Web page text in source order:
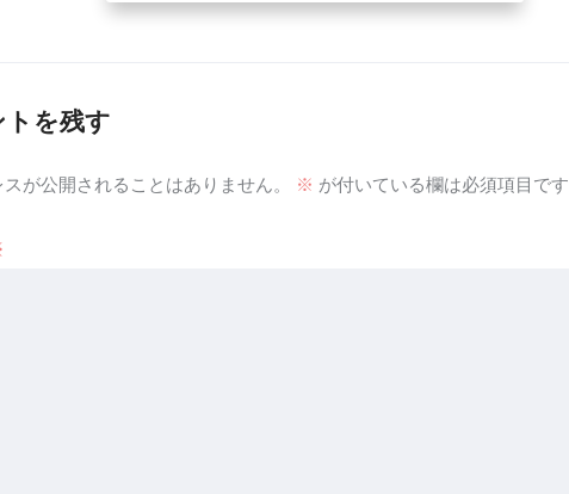
トを残す
スが公開されることはありません。 ※ が付いている欄は必須項目です